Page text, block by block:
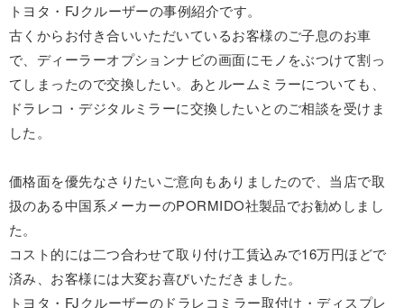
トヨタ・FJクルーザーの事例紹介です。
古くからお付き合いいただいているお客様のご子息のお車
で、ディーラーオプションナビの画面にモノをぶつけて割っ
てしまったので交換したい。あとルームミラーについても、
ドラレコ・デジタルミラーに交換したいとのご相談を受けま
した。
価格面を優先なさりたいご意向もありましたので、当店で取
扱のある中国系メーカーのPORMIDO社製品でお勧めしまし
た。
コスト的には二つ合わせて取り付け工賃込みで16万円ほどで
済み、お客様には大変お喜びいただきました。
トヨタ・FJクルーザーのドラレコミラー取付け・ディスプレ